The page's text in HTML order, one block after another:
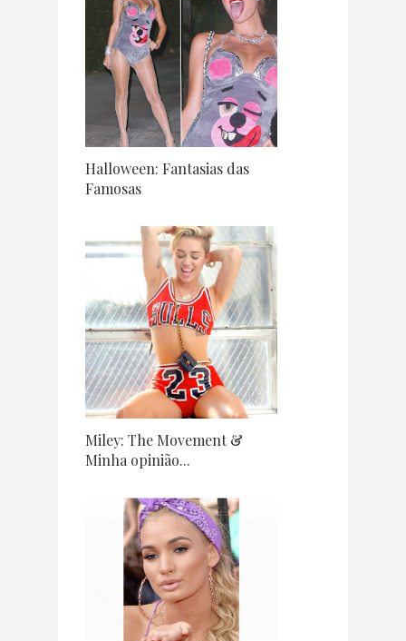
Halloween: Fantasias das
Famosas
Miley: The Movement &
Minha opinião...